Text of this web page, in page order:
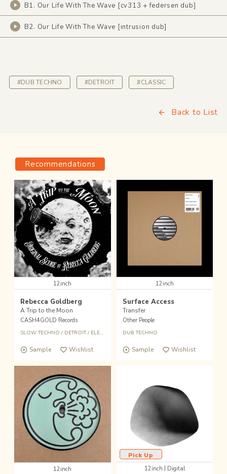
B1. Our Life With The Wave [cv313 + federsen dub]
B2. Our Life With The Wave [intrusion dub]
#DUB TECHNO #DETROIT #CLASSIC
Back to List
Recommendations
12inch
Rebecca Goldberg
A Trip to the Moon
CASH4GOLD Records
SLOW TECHNO / DETROIT/ ELECTRONIC
Sample Wishlist
12inch
Surface Access
Transfer
Other People
DUB TECHNO
Sample Wishlist
12inch
Pick Up
12inch Digital